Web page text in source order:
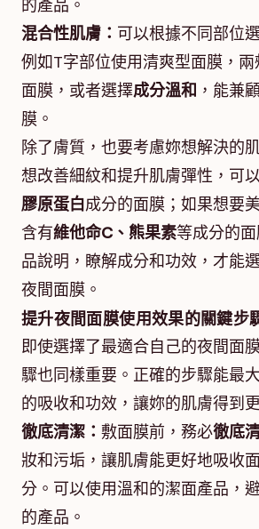
的產品。
混合性肌膚： 可以根據不同部位
例如T字部位使用清爽型面膜，
面膜，或者選擇成分溫和 ，能兼
膜。
除了膚質，也要考慮妳想解決的
想改善細紋和提升肌膚彈性，可
膠原蛋白成分的面膜；如果想要
含有維他命C、熊果素等成分的
品說明，瞭解成分和功效，才能
夜間面膜。
提升夜間面膜使用效果的關鍵步
即使選擇了最適合自己的夜間面
驟也同樣重要。正確的步驟能最
的吸收和功效，讓妳的肌膚得到
徹底清潔： 敷面膜前，務必徹底
妝和污垢，讓肌膚能更好地吸收
分。可以使用溫和的潔面產品，
的產品。